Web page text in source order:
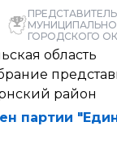
ГОРОДСКОГО
область
район
партии